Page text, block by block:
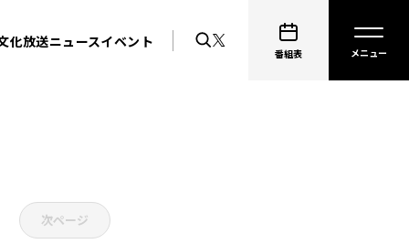
化放送ニュースイベント
番組表
次ページ